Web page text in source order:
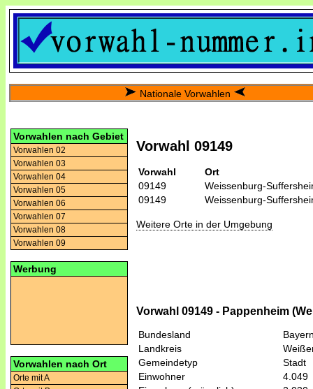
Nationale Vorwahlen
Vorwahlen nach Gebiet
Vorwahlen 02
Vorwahlen 03
Vorwahlen 04
Vorwahlen 05
Vorwahlen 06
Vorwahlen 07
Vorwahlen 08
Vorwahlen 09
Werbung
Vorwahlen nach Ort
Orte mit A
Vorwahl 09149
Vorwahl
Ort
09149
Weissenburg-
09149
Weissenburg-
Weitere Orte in der Umgebung
Vorwahl 09149 - Pappenheim
Bundesland
Landkreis
Gemeindetyp
Stadt
Einwohner
4.049